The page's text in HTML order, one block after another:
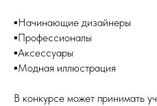
▪Начинающие дизайнеры
▪Профессионалы
▪Аксессуары
▪Модная иллюстрация
В конкурсе может принимать